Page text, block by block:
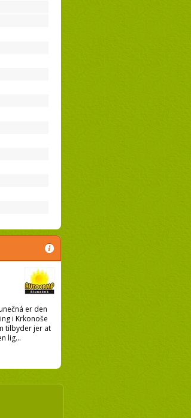
er den
i Krkonoše
tilbyder jer at
lig...